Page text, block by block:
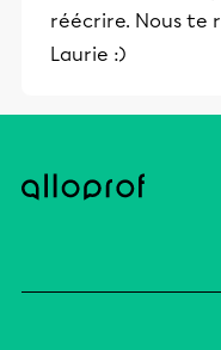
réécrire. Nous te
Laurie :)